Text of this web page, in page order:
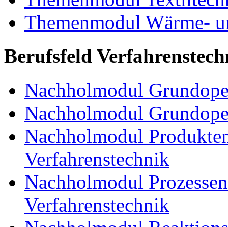
Themenmodul Wärme-
Berufsfeld
Nachholmodul
Nachholmodul
Nachholmodul
Verfahrenstechnik
Nachholmodul
Verfahrenstechnik